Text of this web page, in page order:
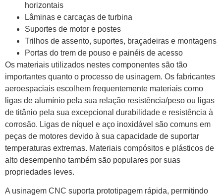
horizontais
Lâminas e carcaças de turbina
Suportes de motor e postes
Trilhos de assento, suportes, braçadeiras e montagens
Portas do trem de pouso e painéis de acesso
Os materiais utilizados nestes componentes são tão
importantes quanto o processo de usinagem. Os fabricantes
aeroespaciais escolhem frequentemente materiais como
ligas de alumínio pela sua relação resistência/peso ou ligas
de titânio pela sua excepcional durabilidade e resistência à
corrosão. Ligas de níquel e aço inoxidável são comuns em
peças de motores devido à sua capacidade de suportar
temperaturas extremas. Materiais compósitos e plásticos de
alto desempenho também são populares por suas
propriedades leves.
A usinagem CNC suporta prototipagem rápida, permitindo